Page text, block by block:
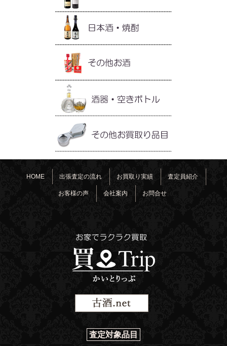
HOME 出張査定の流れ お買取り実績 査定員紹介
お客様の声 会社案内 お問合せ
査定対象品目